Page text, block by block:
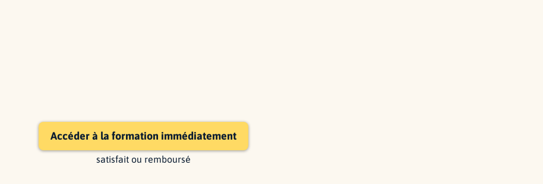
Accéder à la formation immédiatement
satisfait ou remboursé